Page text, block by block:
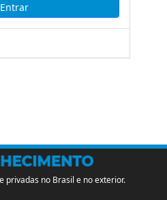
privadas no Brasil e no exterior.